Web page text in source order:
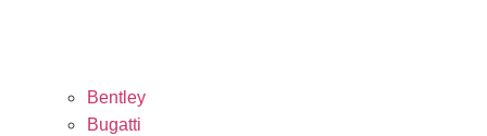
Bentley
Bugatti